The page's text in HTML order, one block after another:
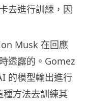
去進行訓練，因
Musk 在回應
透露的。Gomez
的模型輸出進行
方法去訓練其